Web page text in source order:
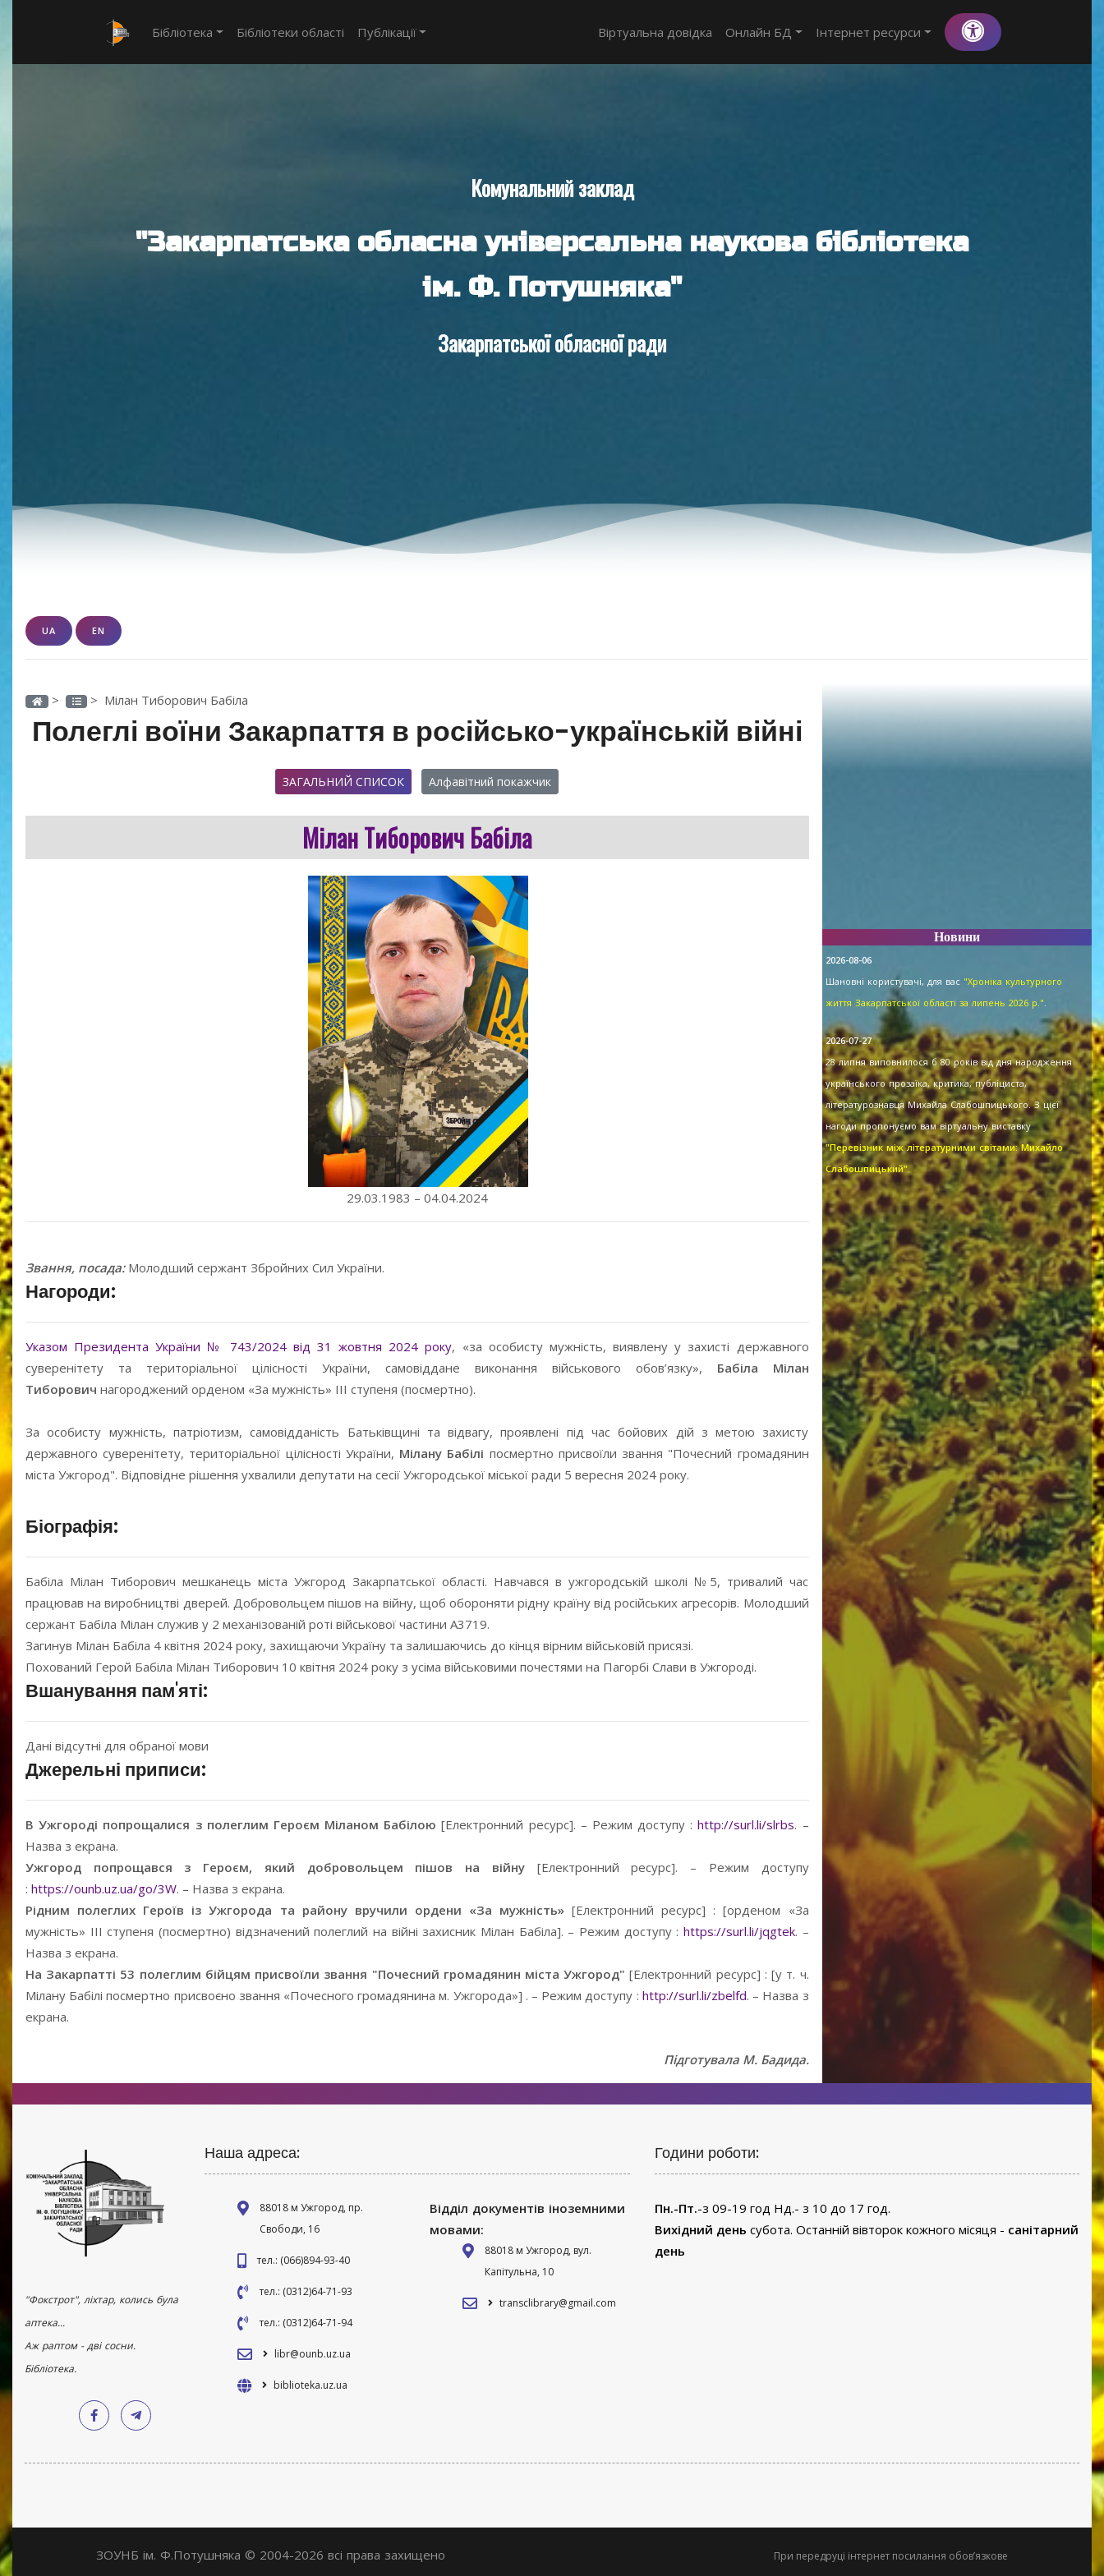
Бібліотека Бібліотеки області Публікації Віртуальна довідка Онлайн БД Інтернет ресурси
Комунальний заклад
"Закарпатська обласна універсальна наукова бібліотека
ім. Ф. Потушняка"
Закарпатської обласної ради
UA EN
> > Мілан Тиборович Бабіла
Полеглі воїни Закарпаття в російсько-українській війні
ЗАГАЛЬНИЙ СПИСОК Алфавітний покажчик
Мілан Тиборович Бабіла
29.03.1983 – 04.04.2024
Звання, посада:Молодший сержант Збройних Cил України.
Нагороди:
Указом Президента України № 743/2024 від 31 жовтня 2024 року, «за особисту мужність, виявлену у захисті державного
суверенітету та територіальної цілісності України, самовіддане виконання військового обов’язку», Бабіла Мілан
Тиборович нагороджений орденом «За мужність» III ступеня (посмертно).
За особисту мужність, патріотизм, самовідданість Батьківщині та відвагу, проявлені під час бойових дій з метою захисту
державного суверенітету, територіальної цілісності України, Мілану Бабілі посмертно присвоїли звання "Почесний громадянин
міста Ужгород". Відповідне рішення ухвалили депутати на сесії Ужгородської міської ради 5 вересня 2024 року.
Біографія:
Бабіла Мілан Тиборович мешканець міста Ужгород Закарпатської області. Навчався в ужгородській школі №5, тривалий час
працював на виробництві дверей. Добровольцем пішов на війну, щоб обороняти рідну країну від російських агресорів. Молодший
сержант Бабіла Мілан служив у 2 механізованій роті військової частини А3719.
Загинув Мілан Бабіла 4 квітня 2024 року, захищаючи Україну та залишаючись до кінця вірним військовій присязі.
Похований Герой Бабіла Мілан Тиборович 10 квітня 2024 року з усіма військовими почестями на Пагорбі Слави в Ужгороді.
Вшанування пам'яті:
Дані відсутні для обраної мови
Джерельні приписи:
В Ужгороді попрощалися з полеглим Героєм Міланом Бабілою [Електронний ресурс]. – Режим доступу :http://surl.li/slrbs. –
Назва з екрана.
Ужгород попрощався з Героєм, який добровольцем пішов на війну[Електронний ресурс]. – Режим доступу
: https://ounb.uz.ua/go/3W. – Назва з екрана.
Рідним полеглих Героїв із Ужгорода та району вручили ордени «За мужність» [Електронний ресурс] : [орденом «За
мужність» ІІІ ступеня (посмертно) відзначений полеглий на війні захисник Мілан Бабіла]. – Режим доступу : https://surl.li/jqgtek. –
Назва з екрана.
На Закарпатті 53 полеглим бійцям присвоїли звання "Почесний громадянин міста Ужгород" [Електронний ресурс] : [у т. ч.
Мілану Бабілі посмертно присвоєно звання «Почесного громадянина м. Ужгорода»] . – Режим доступу : http://surl.li/zbelfd. – Назва з
екрана.
Підготувала М. Бадида.
Новини
2026-08-06
Шановні користувачі, для вас "Хроніка культурного
життя Закарпатської області за липень 2026 р.".
2026-07-27
28 липня виповнилося б 80 років від дня народження
українського прозаїка, критика, публіциста,
літературознавця Михайла Слабошпицького. З цієї
нагоди пропонуємо вам віртуальну виставку
"Перевізник між літературними світами: Михайло
Слабошпицький".
"Фокстрот", ліхтар, колись була
аптека...
Аж раптом - дві сосни.
Бібліотека.
Наша адреса:
88018 м Ужгород, пр.
Свободи, 16
тел.: (066)894-93-40
тел.: (0312)64-71-93
тел.: (0312)64-71-94
libr@ounb.uz.ua
biblioteka.uz.ua
Відділ документів іноземними
мовами:
88018 м Ужгород, вул.
Капітульна, 10
transclibrary@gmail.com
Години роботи:
Пн.-Пт.-з 09-19 год Нд.- з 10 до 17 год.
Вихідний день субота. Останній вівторок кожного місяця - санітарний
день
ЗОУНБ ім. Ф.Потушняка © 2004-2026 всі права захищено При передруці інтернет посилання обов’язкове